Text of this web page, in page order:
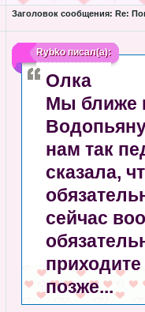
Заголовок сообщения: Re:
Rybkoписал(а):
Олка
Мы ближе
нам так
сказала,
сейчас
позже...